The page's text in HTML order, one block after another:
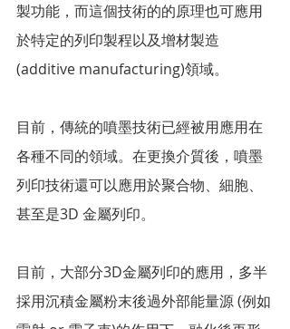
製功能，而這個技術的的原理也可應用
於特定的列印製程以及增材製造
(additive manufacturing)領域。
目前，傳統的噴墨技術已經被用應用在
各種不同的領域。在更換介質後，噴墨
列印技術還可以應用於聚合物、細胞、
甚至是3D 金屬列印。
目前，大部分3D金屬列印的應用，多半
採用沉積金屬粉末後過外部能量源 (例如